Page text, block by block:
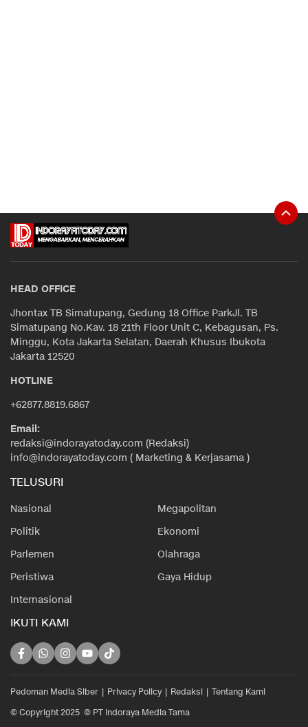
HEAD OFFICE
Jhontax TB Simatupang, Gedung 18 Office ParkJl. TB
Simatupang No.Kav. 18 21th Floor Unit C, Kebagusan, Ps.
Minggu, Kota Jakarta Selatan, Daerah Khusus Ibukota
Jakarta 12520
HOTLINE
+62877.8819.6867
Email:
redaksi@indorayatoday.com (Redaksi)
info@indorayatoday.com ( Marketing & Kerjasama )
TELUSURI
Nasional
Megapolitan
Politik
Ekonomi
Parlemen
Olahraga
Peristiwa
Gaya Hidup
Internasional
IKUTI KAMI
Pedoman Media Siber Privacy Policy Redaksi
Tentang Kami
© Copyright 2025 © PT Indoraya Media Tama